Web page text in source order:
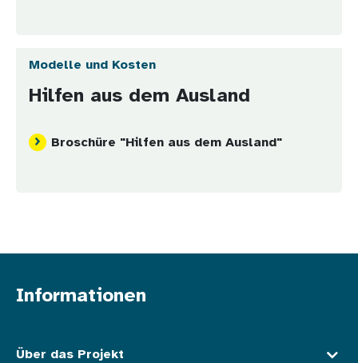
Modelle und Kosten
Hilfen aus dem Ausland
Broschüre "Hilfen aus dem Ausland"
Informationen
Über das Projekt